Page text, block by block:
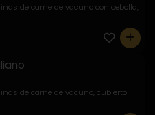
de carne de vacuno con cebolla,
0
de carne de vacuno, cubierto